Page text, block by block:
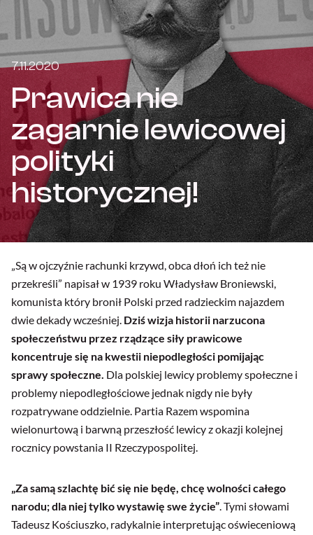
7.11.2020
Prawica nie
zagarnie lewicowej
polityki
historycznej!
„Są w ojczyźnie rachunki krzywd, obca dłoń ich też nie
przekreśli” napisał w 1939 roku Władysław Broniewski,
komunista który bronił Polski przed radzieckim najazdem
dwie dekady wcześniej. Dziś wizja historii narzucona
społeczeństwu przez rządzące siły prawicowe
koncentruje się na kwestii niepodległości pomijając
sprawy społeczne. Dla polskiej lewicy problemy społeczne i
problemy niepodległościowe jednak nigdy nie były
rozpatrywane oddzielnie. Partia Razem wspomina
wielonurtową i barwną przeszłość lewicy z okazji kolejnej
rocznicy powstania II Rzeczypospolitej.
„Za samą szlachtę bić się nie będę, chcę wolności całego
narodu; dla niej tylko wystawię swe życie”. Tymi słowami
Tadeusz Kościuszko, radykalnie interpretując oświeceniową